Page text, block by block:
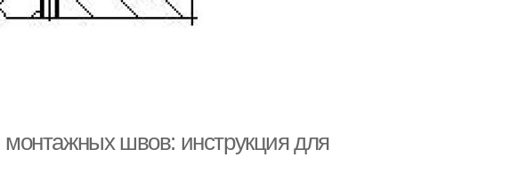
швов: инструкция для